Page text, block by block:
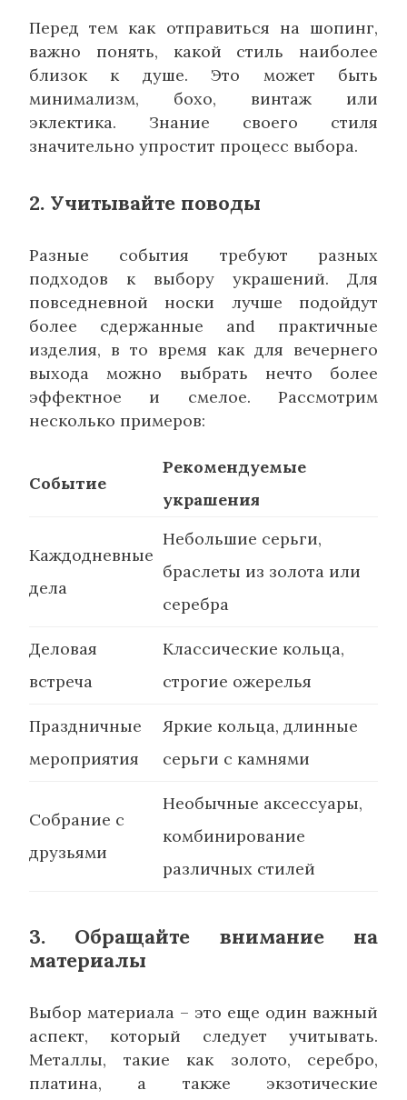
Перед тем как отправиться на шопинг,
важно понять, какой стиль наиболее
близок к душе. Это может быть
минимализм, бохо, винтаж или
эклектика. Знание своего стиля
значительно упростит процесс выбора.
2. Учитывайте поводы
Разные события требуют разных
подходов к выбору украшений. Для
повседневной носки лучше подойдут
более сдержанные and практичные
изделия, в то время как для вечернего
выхода можно выбрать нечто более
эффектное и смелое. Рассмотрим
несколько примеров:
Событие
Рекомендуемые
украшения
Каждодневные
дела
Небольшие серьги,
браслеты из золота или
серебра
Деловая
встреча
Классические кольца,
строгие ожерелья
Праздничные
мероприятия
Яркие кольца, длинные
серьги с камнями
Собрание с
друзьями
Необычные аксессуары,
комбинирование
различных стилей
3. Обращайте внимание на
материалы
Выбор материала – это еще один важный
аспект, который следует учитывать.
Металлы, такие как золото, серебро,
платина, а также экзотические